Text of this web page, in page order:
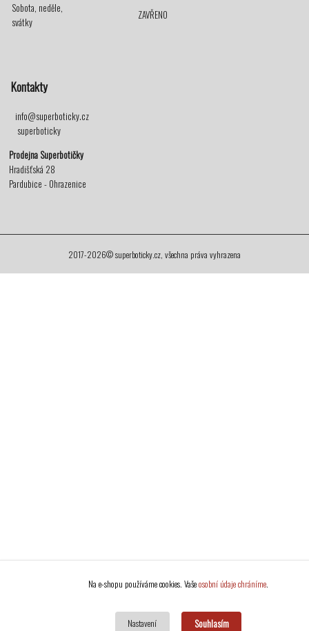
Sobota, neděle,
svátky
ZAVŘENO
Kontakty
info@superboticky.cz
superboticky
Prodejna Superbotičky
Hradišťská 28
Pardubice - Ohrazenice
2017-2026© superboticky.cz, všechna práva vyhrazena
Na e-shopu používáme cookies. Vašeosobní údaje chráníme.
Nastavení Souhlasím